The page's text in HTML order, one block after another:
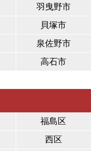
羽曳野市
貝塚市
泉佐野市
高石市
福島区
西区